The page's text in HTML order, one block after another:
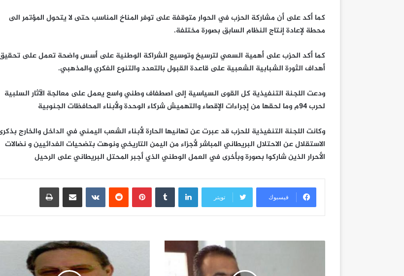
كما أكد على أن مشاركة الحزب في الحوار متوقفة على توفر المناخ المناسب حتى لا يتحول المؤتمر الى
محطة لإعادة إنتاج النظام السابق بصورة مختلفة.
كما أكد الحزب على أهمية السعي لترسيخ وتوسيع الشراكة الوطنية على أسس واضحة تعمل على
أهداف الثورة الشبابية الشعبية على قاعدة القبول بالتعدد والتنوع الفكري والمذهبي.
ودعت اللجنة التنفيذية كل القوى السياسية إلى اصطفاف وطني واسع يعمل على معالجة الآثار السلبية
لحرب 94م وما لحقها من إجراءات الإقصاء والتهميش شركاء الوحدة ولأبناء المحافظات الجنوبية
وكانت اللجنة التنفيذية للحزب قد عبرت عن تهانيها الحارة لأبناء الشعب اليمني في الداخل والخارج
الاستقلال عن الاحتلال البريطاني المباشر لأجزاء من اليمن التاريخي ونوهت بتضحيات الفدائيين و نضالات
الأحرار الذين شاركوا بصورة وبأخرى في العمل الوطني الذي أجبر المحتل البريطاني على الرحيل
فيسبوك تويتر
لينكدإن بينتيريست مشاركة عبر البريد طباعة